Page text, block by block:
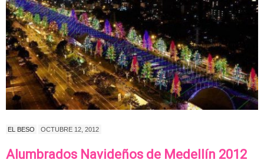
EL BESO OCTUBRE 12, 2012
Alumbrados Navideños de Medellín 2012